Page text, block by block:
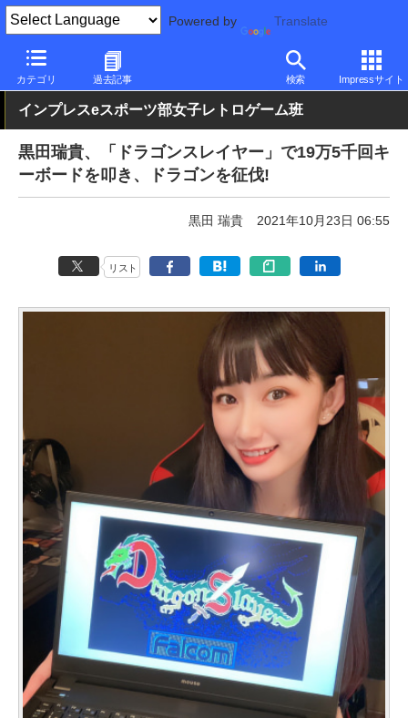
Powered by Translate
カテゴリ 過去記事 検索 Impressサイト
PC Watch ソフトウェア/アプリ
インプレスeスポーツ部女子レトロゲーム班
黒田瑞貴、「ドラゴンスレイヤー」で19万5千回キ
ーボードを叩き、ドラゴンを征伐!
黒田 瑞貴 2021年10月23日 06:55
リスト